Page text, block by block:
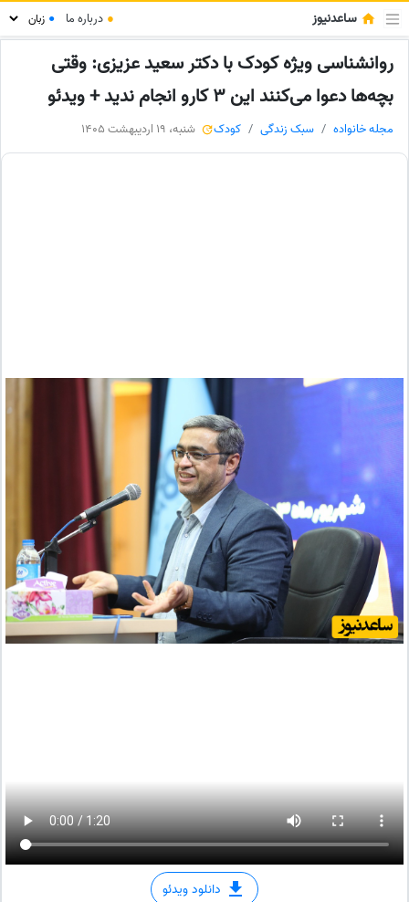
ساعدنیوز ● درباره ما ●
روانشناسی ویژه کودک با دکتر سعید عزیزی: وقتی
بچه‌ها دعوا می‌کنند این 3 کارو انجام ندید + ویدئو
مجله خانواده سبک زندگی کودک شنبه، 19 اردیبهشت 1405
دانلود ویدئو